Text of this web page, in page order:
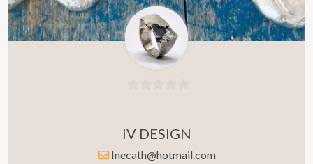
av
5
IV DESIGN
Inecath@hotmail.com